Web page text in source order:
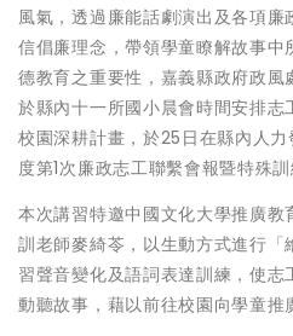
風氣，透過廉能話劇演出及各項
信倡廉理念，帶領學童瞭解故事
德教育之重要性，嘉義縣政府政風
於縣內十一所國小晨會時間安排
校園深耕計畫，於25日在縣內人
度第1次廉政志工聯繫會報暨特殊訓
本次講習特邀中國文化大學推廣
訓老師麥綺苓，以生動方式進行
習聲音變化及語詞表達訓練，使
動聽故事，藉以前往校園向學童推